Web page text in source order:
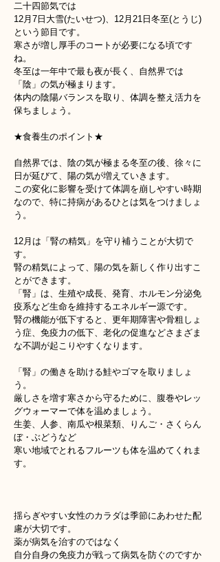
二十四節気では
12月7日大雪(たいせつ)、12月21日冬至(とうじ)
という節目です。
寒さが増し厚手のコートが必要になる頃です
ね。
冬至は一年中で最も夜が長く、自然界では
「陰」の気が極まります。
体内の陰陽バランスを取り、体調を整え活力を
保ちましょう。
★食養生のポイント★
自然界では、陰の気が極まる冬至の後、徐々に
日が延びて、陽の気が増えていきます。
この変化に影響を受けて体調を崩しやすい時期
なので、特に持病があるひとは気をつけましょ
う。
12月は「腎の精気」を守り補うことが大切で
す。
腎の精気によって、陽の気を新しく作り出すこ
とができます。
「腎」は、生殖や成長、発育、ホルモン分泌免
疫系など生命を維持するエネルギー源です。
腎の機能が低下すると、更年期障害や骨粗しょ
う症、免疫力の低下、老化の促進などさまざま
な不調が起こりやすくなります。
「腎」の働きを助ける鮭やゴマを取りましょ
う。
厳しさを増す寒さから守るために、腹巻やレッ
グウォーマーで体を温めましょう。
生姜、人参、南瓜や根菜類、りんご・さくらん
ぼ・ぶどうなど
寒い地域でとれるフルーツも体を温めてくれま
す。
揺らぎやすい女性のカラダは季節にあわせた配
慮が大切です。
薬が病気を治すのではなく
自分自身の免疫力が戦って病気を防ぐのですか